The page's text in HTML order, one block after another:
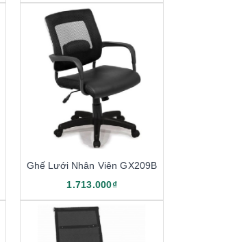
Ghế Lưới Nhân Viên GX209B
1.713.000₫